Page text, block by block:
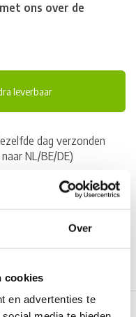
Over
cookies
en advertenties te
ons over de
leverbaar
dag verzonden
NL/BE/DE)
NL en BE
beschikbaar voor
op voorraad in de
in de winkel: